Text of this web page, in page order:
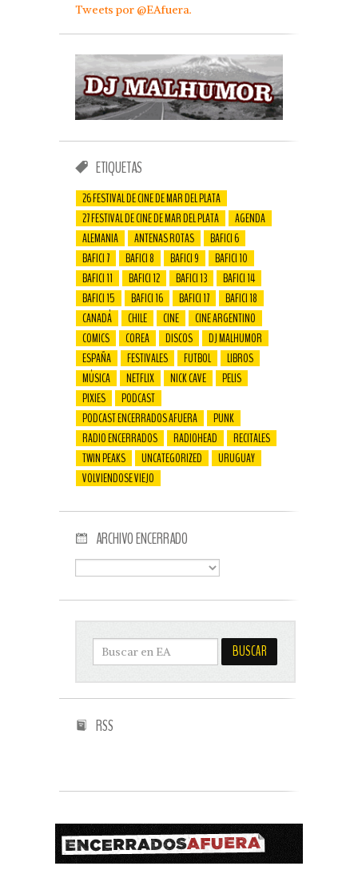
Tweets por @EAfuera.
ETIQUETAS
26 FESTIVAL DE CINE DE MAR DEL PLATA
27 FESTIVAL DE CINE DE MAR DEL PLATA
AGENDA
ALEMANIA
ANTENAS ROTAS
BAFICI 6
BAFICI 7
BAFICI 8 BAFICI 9
BAFICI 10
BAFICI 11
BAFICI 12 BAFICI 13
BAFICI 14
BAFICI 15
BAFICI 16 BAFICI 17
BAFICI 18
CANADÁ
CHILE CINE
CINE ARGENTINO
COMICS
COREA DISCOS
DJ MALHUMOR
ESPAÑA
FESTIVALES FUTBOL
LIBROS
MÚSICA
NETFLIX NICK CAVE
PELIS
PIXIES
PODCAST
PODCAST ENCERRADOS AFUERA
PUNK
RADIO ENCERRADOS
RADIOHEAD
RECITALES
TWIN PEAKS
UNCATEGORIZED
URUGUAY
VOLVIENDOSE VIEJO
ARCHIVO ENCERRADO
RSS